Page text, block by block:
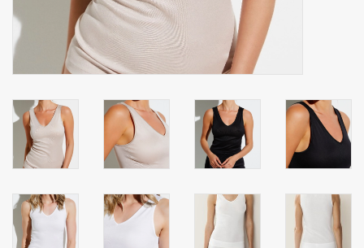
Huis en nacht kledij ( HEREN
Bag - tas
Kledij
Stof per meter
GESCHENK ARTIKELEN